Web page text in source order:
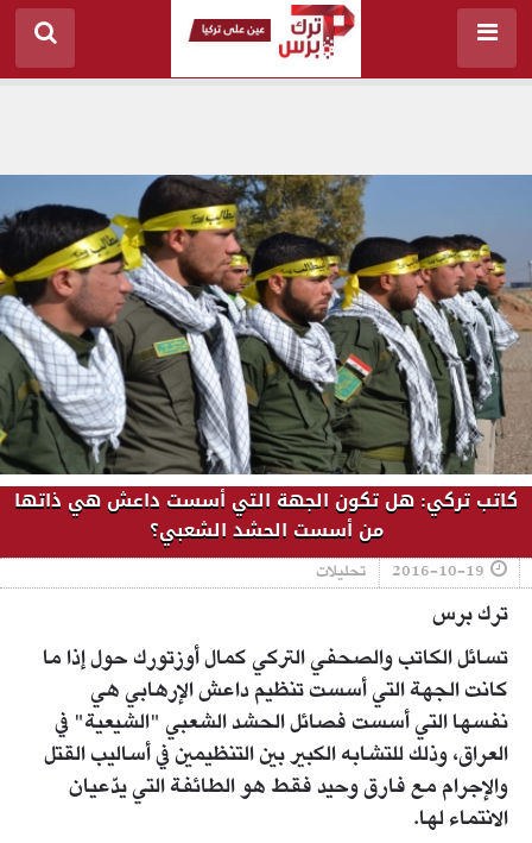
كاتب تركي: هل تكون الجهة التي أسست داعش هي ذاتها
من أسست الحشد الشعبي؟
2016-10-19 تحليلات
ترك برس
تسائل الكاتب والصحفي التركي كمال أوزتورك حول إذا ما
كانت الجهة التي أسست تنظيم داعش الإرهابي هي
نفسها التي أسست فصائل الحشد الشعبي "الشيعية" في
العراق، وذلك للتشابه الكبير بين التنظيمين في أساليب القتل
والإجرام مع فارق وحيد فقط هو الطائفة التي يدّعيان
الانتماء لها.